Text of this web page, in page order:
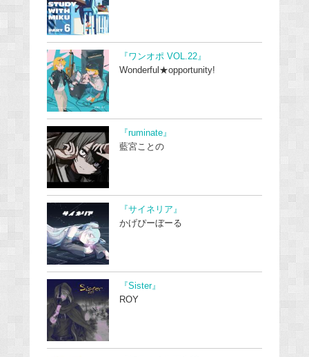
『ワンオポ VOL.22』
Wonderful★opportunity!
『ruminate』
藍宮ことの
『サイネリア』
かげぴーぼーる
『Sister』
ROY